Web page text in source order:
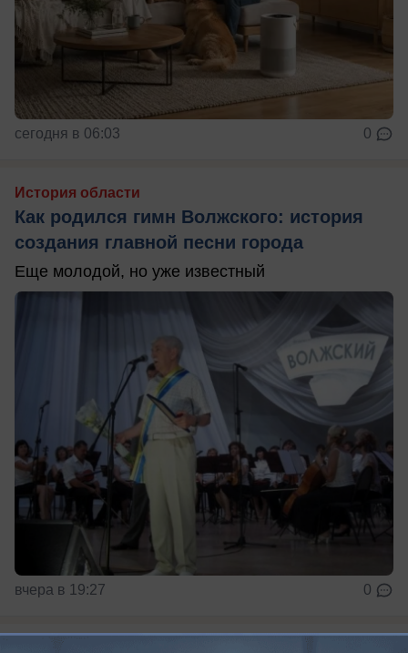
сегодня в 06:03 0
История области
Как родился гимн Волжского: история
создания главной песни города
Еще молодой, но уже известный
вчера в 19:27 0